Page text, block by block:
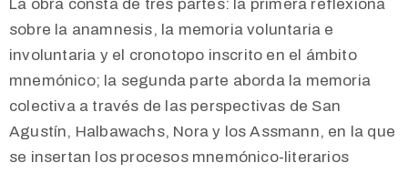
La obra consta de tres partes: la primera reflexiona
sobre la anamnesis, la memoria voluntaria e
involuntaria y el cronotopo inscrito en el ámbito
mnemónico; la segunda parte aborda la memoria
colectiva a través de las perspectivas de San
Agustín, Halbawachs, Nora y los Assmann, en la que
se insertan los procesos mnemónico-literarios